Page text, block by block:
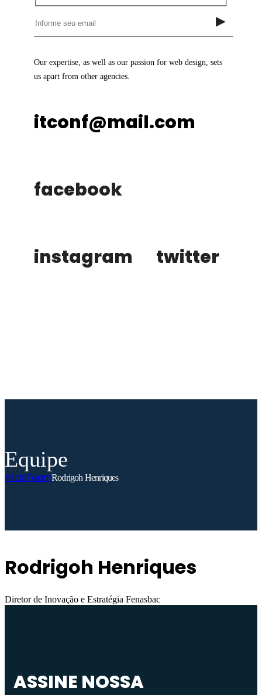
Our expertise, as well as our passion for web design, sets
us apart from other agencies.
itconf@mail.com
facebook
instagram twitter
Equipe
InícioTeamRodrigoh Henriques
Rodrigoh Henriques
Diretor de Inovação e Estratégia Fenasbac
ASSINE NOSSA